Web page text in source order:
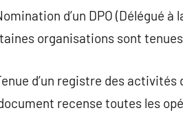
d’un DPO (Délégué
organisations sont
d’un registre des
recense toutes les